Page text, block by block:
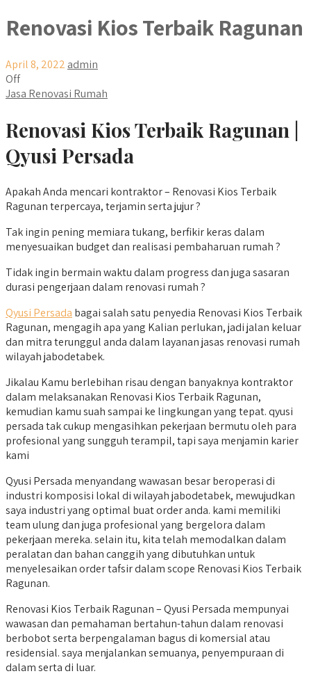
Renovasi Kios Terbaik Ragunan
April 8, 2022 admin
Off
Jasa Renovasi Rumah
Renovasi Kios Terbaik Ragunan |
Qyusi Persada
Apakah Anda mencari kontraktor – Renovasi Kios Terbaik
Ragunan terpercaya, terjamin serta jujur ?
Tak ingin pening memiara tukang, berfikir keras dalam
menyesuaikan budget dan realisasi pembaharuan rumah ?
Tidak ingin bermain waktu dalam progress dan juga sasaran
durasi pengerjaan dalam renovasi rumah ?
Qyusi Persada bagai salah satu penyedia Renovasi Kios Terbaik
Ragunan, mengagih apa yang Kalian perlukan, jadi jalan keluar
dan mitra terunggul anda dalam layanan jasas renovasi rumah
wilayah jabodetabek.
Jikalau Kamu berlebihan risau dengan banyaknya kontraktor
dalam melaksanakan Renovasi Kios Terbaik Ragunan,
kemudian kamu suah sampai ke lingkungan yang tepat. qyusi
persada tak cukup mengasihkan pekerjaan bermutu oleh para
profesional yang sungguh terampil, tapi saya menjamin karier
kami
Qyusi Persada menyandang wawasan besar beroperasi di
industri komposisi lokal di wilayah jabodetabek, mewujudkan
saya industri yang optimal buat order anda. kami memiliki
team ulung dan juga profesional yang bergelora dalam
pekerjaan mereka. selain itu, kita telah memodalkan dalam
peralatan dan bahan canggih yang dibutuhkan untuk
menyelesaikan order tafsir dalam scope Renovasi Kios Terbaik
Ragunan.
Renovasi Kios Terbaik Ragunan – Qyusi Persada mempunyai
wawasan dan pemahaman bertahun-tahun dalam renovasi
berbobot serta berpengalaman bagus di komersial atau
residensial. saya menjalankan semuanya, penyempuraan di
dalam serta di luar.